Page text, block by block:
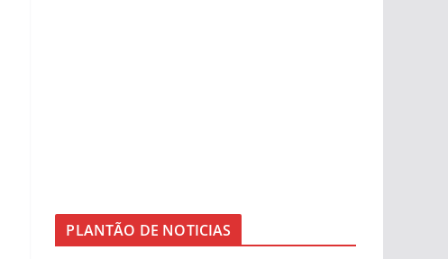
PLANTÃO DE NOTICIAS